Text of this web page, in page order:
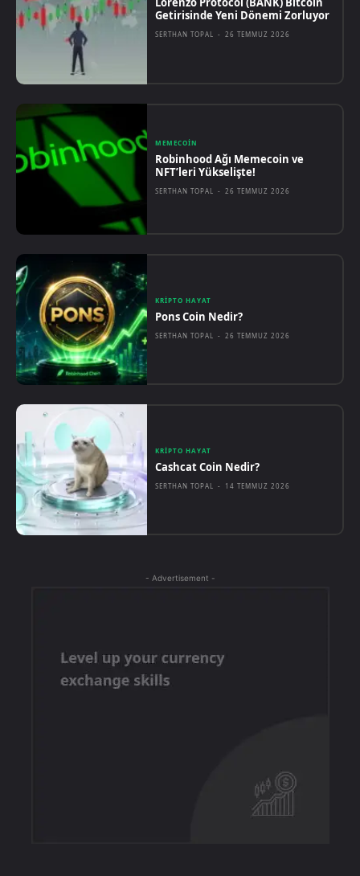
Getirisinde Yeni Dönemi Zorluyor
SERTHAN TOPAL - 26 TEMMUZ 2026
MEMECOIN
Robinhood Ağı Memecoin ve
NFT’leri Yükselişte!
SERTHAN TOPAL - 26 TEMMUZ 2026
KRIPTO HAYAT
Pons Coin Nedir?
SERTHAN TOPAL - 26 TEMMUZ 2026
KRIPTO HAYAT
Cashcat Coin Nedir?
SERTHAN TOPAL - 14 TEMMUZ 2026
- Advertisement -